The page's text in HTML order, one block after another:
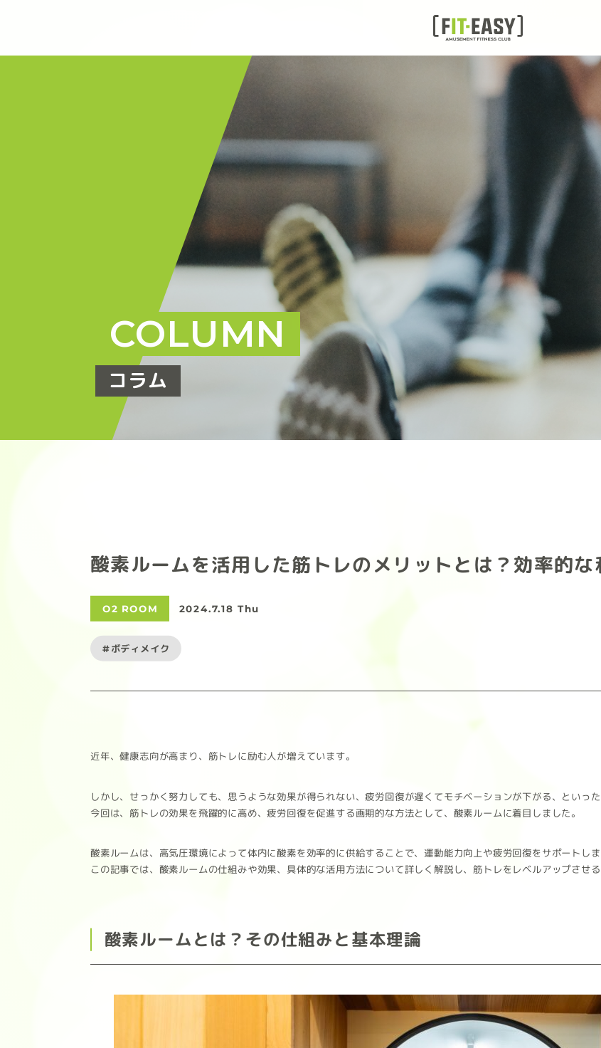
COLUMN
コラム
酸素ルームを活用した筋トレのメリットとは？効率的
O2 ROOM 2024.7.18 Thu
#ボディメイク
近年、健康志向が高まり、筋トレに励む人が増えています。
しかし、せっかく努力しても、思うような効果が得られない、疲労回復が遅くてモチベーションが下がる、といっ
今回は、筋トレの効果を飛躍的に高め、疲労回復を促進する画期的な方法として、酸素ルームに着目しました。
酸素ルームは、高気圧環境によって体内に酸素を効率的に供給することで、運動能力向上や疲労回復をサポートしま
この記事では、酸素ルームの仕組みや効果、具体的な活用方法について詳しく解説し、筋トレをレベルアップさせ
酸素ルームとは？その仕組みと基本理論